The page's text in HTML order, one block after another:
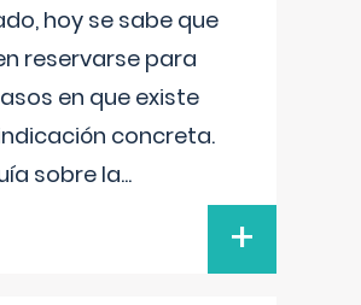
hoy se sabe que
reservarse para
en que existe
concreta.
sobre la...
+